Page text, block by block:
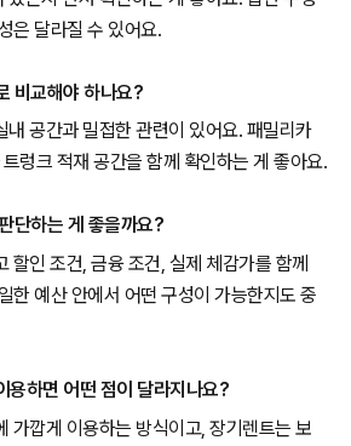
은 달라질 수 있어요.
비교해야 하나요?
내 공간과 밀접한 관련이 있어요. 패밀리카
렁크 적재 공간을 함께 확인하는 게 좋아요.
단하는 게 좋을까요?
할인 조건, 금융 조건, 실제 체감가를 함께
한 예산 안에서 어떤 구성이 가능한지도 중
용하면 어떤 점이 달라지나요?
가깝게 이용하는 방식이고, 장기렌트는 보